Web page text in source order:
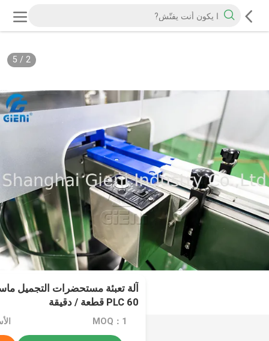
2
/
5
آلة تعبئة مستحضرات التجميل
PLC 60 قطعة / دقيقة
MOQ：1